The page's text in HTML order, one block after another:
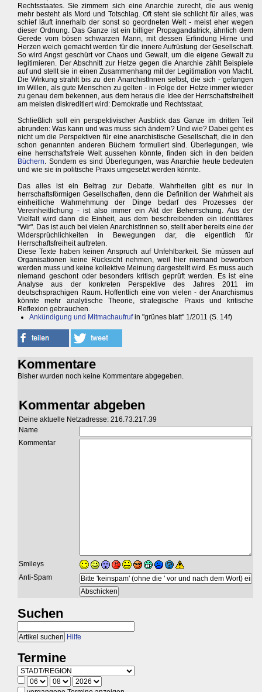
Rechtsstaates. Sie zimmern sich eine Anarchie zurecht, die aus wenig
mehr besteht als Mord und Totschlag. Oft steht sie schlicht für alles, was
schief läuft innerhalb der sonst so geordneten Welt - meist eher wegen
dieser Ordnung. Das Ganze ist ein billiger Propagandatrick, ähnlich dem
Gerede vom bösen schwarzen Mann, mit dessen Erfindung Hirne und
Herzen weich gemacht werden für die innere Aufrüstung der Gesellschaft.
So wird Angst geschürt vor Chaos und Gewalt, um die eigene Gewalt zu
legitimieren. Der Abschnitt zur Hetze gegen die Anarchie zählt Beispiele
auf und stellt sie in einen Zusammenhang mit der Legitimation von Macht.
Die Wirkung strahlt bis zu den AnarchistInnen selbst, die sich - gefangen
im Willen, als gute Menschen zu gelten - in Folge der Hetze immer wieder
zu genau dem bekennen, aus dem heraus die Idee der Herrschaftsfreiheit
am meisten diskreditiert wird: Demokratie und Rechtsstaat.
Schließlich soll ein perspektivischer Ausblick das Ganze im dritten Teil
abrunden: Was kann und was muss sich ändern? Und wie? Dabei geht es
nicht um die Perspektiven für eine anarchistische Gesellschaft, die in den
schon genannten anderen Büchern formuliert sind. Überlegungen, wie
eine herrschaftsfreie Welt aussehen könnte, finden sich in den beiden
Büchern. Sondern es sind Überlegungen, was Anarchie heute bedeuten
und wie sie in politische Praxis umgesetzt werden könnte.
Das alles ist ein Beitrag zur Debatte. Wahrheiten gibt es nur in
herrschaftsförmigen Gesellschaften, denn die Definition der Wahrheit als
einheitliche Wahrnehmung der Dinge bedarf des Prozesses der
Vereinheitlichung - ist also immer ein Akt der Beherrschung. Aus der
Vielfalt wird dann die Einheit, aus dem beschreibenden ein identitäres
"Wir". Das ist auch bei vielen AnarchistInnen so, stellt aber bereits eine der
Widersprüchlichkeiten in Bewegungen dar, die eigentlich für
Herrschaftsfreiheit auftreten.
Diese Texte haben keinen Anspruch auf Unfehlbarkeit. Sie müssen auf
Organisationen keine Rücksicht nehmen, weil hier niemand beworben
werden muss und keine kollektive Meinung dargestellt wird. Es muss auch
niemand geschont oder besonders kritisch geprüft werden. Es ist eine
Analyse aus der konkreten Perspektive des Jahres 2011 im
deutschsprachigen Raum. Hoffentlich eine von vielen - der Anarchismus
könnte mehr analytische Theorie, strategische Praxis und kritische
Reflexion gebrauchen.
Ankündigung und Mitmachaufrufin "grünes blatt" 1/2011 (S. 14f)
Kommentare
Bisher wurden noch keine Kommentare abgegeben.
Kommentar abgeben
Deine aktuelle Netzadresse: 216.73.217.39
Name
Kommentar
Smileys
Anti-Spam
Suchen
Hilfe
Termine